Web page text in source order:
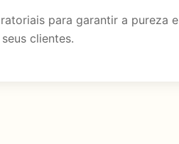
para garantir a pureza e
clientes.